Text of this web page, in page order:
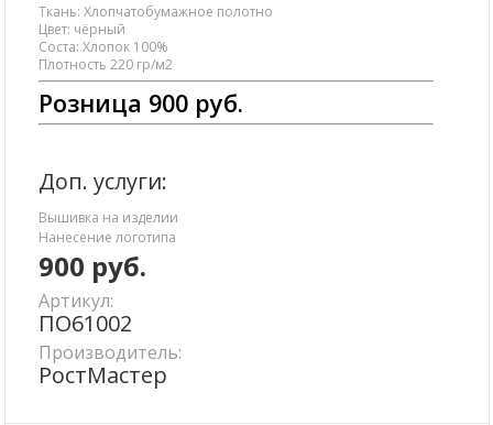
Ткань: Хлопчатобумажное полотно
Цвет: чёрный
Соста: Хлопок 100%
Плотность 220 гр/м2
Розница 900 руб.
Доп. услуги:
Вышивка на изделии
Нанесение логотипа
900 руб.
Артикул:
ПО61002
Производитель:
РостМастер